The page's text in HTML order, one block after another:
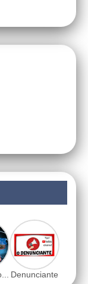
Denunciante